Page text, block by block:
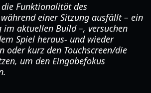
Funktionalität des
einer Sitzung ausfällt – ein
im aktuellen Build –, versuchen
Spiel heraus- und wieder
oder kurz den Touchscreen/die
um den Eingabefokus